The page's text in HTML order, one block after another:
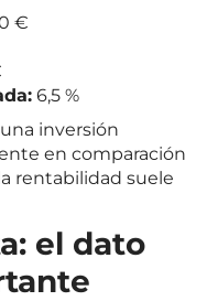
€
6,5 %
inversión
en comparación
rentabilidad suele
el dato